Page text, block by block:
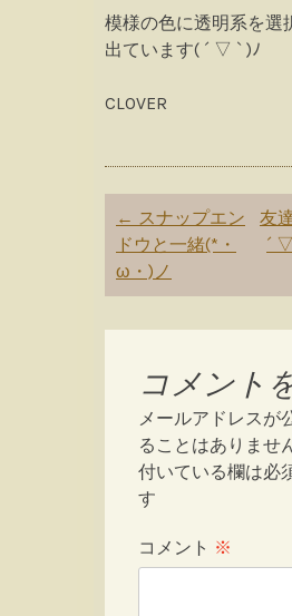
模様の色に透明系を選
出ています( ´ ▽ ` )ﾉ
CLOVER
Post
navigation
← スナップエン
ドウと一緒(*・
ω・)ノ
友
´
コメント
メールアドレスが
ることはありませ
付いている欄は必
す
コメント ※